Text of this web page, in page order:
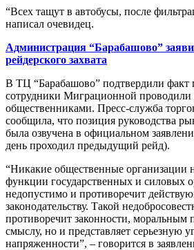
“Всех тащут в автобусы, после
написал очевидец.
Администрация “Барабашово”
рейдерского захвата
В ТЦ “Барабашово” подтвердили факт
сотрудники Миграционной проводили
общественниками. Пресс-служба
сообщила, что позиция руководства
была озвучена в официальном
день проходил предыдущий рейд).
“Никакие общественные организации
функции государственных и силовых
недопустимо и противоречит
законодательству. Такой
противоречит законности, моральным
смыслу, но и представляет серьезную
напряженности”, – говорится в